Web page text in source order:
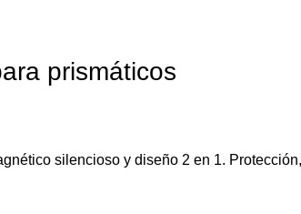
prismáticos
silencioso y diseño 2 en 1.